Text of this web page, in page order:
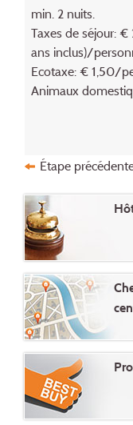
min. 2 nuits.
Taxes de séjour: €
ans inclus)/
Ecotaxe: € 1,50/
Animaux
Étape